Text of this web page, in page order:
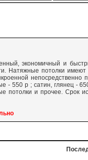
экономичный и
Натяжные потолки имеют
- 550 р ; сатин, глянец -
потолки и прочее.